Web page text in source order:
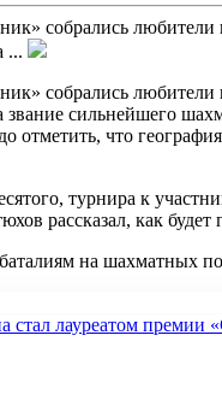
собрались
...
собрались
звание сильнейшего
отметить, что
турнира к
рассказал, как будет
на шахматных